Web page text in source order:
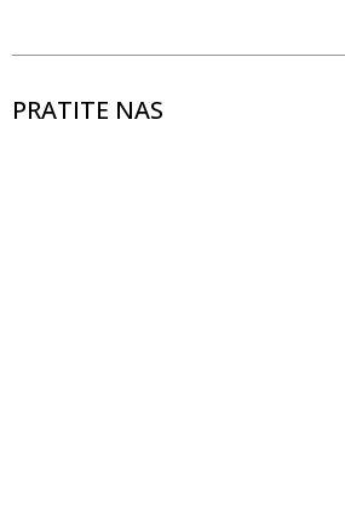
PRATITE NAS